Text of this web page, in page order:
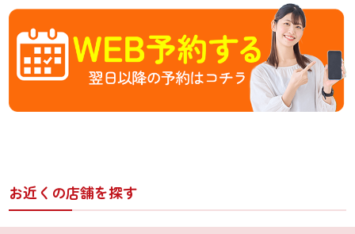
お近くの店舗を探す